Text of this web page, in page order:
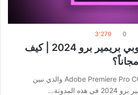
0 3٬279
متطلبات تشغيل ادوبي بريمير برو 2024 | كيف
إنه عام 2024 الآن ويعتبر Adobe Premiere Pro CC والذي نبين
المدونة…